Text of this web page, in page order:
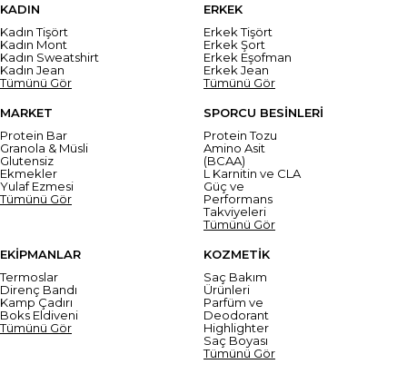
KADIN
Kadın Tişört
Kadın Mont
Kadın Sweatshirt
Kadın Jean
Tümünü Gör
ERKEK
Erkek Tişört
Erkek Şort
Erkek Eşofman
Erkek Jean
Tümünü Gör
MARKET
Protein Bar
Granola & Müsli
Glutensiz
Ekmekler
Yulaf Ezmesi
Tümünü Gör
SPORCU BESİNLERİ
Protein Tozu
Amino Asit
(BCAA)
L Karnitin ve CLA
Güç ve
Performans
Takviyeleri
Tümünü Gör
EKİPMANLAR
Termoslar
Direnç Bandı
Kamp Çadırı
Boks Eldiveni
Tümünü Gör
KOZMETİK
Saç Bakım
Ürünleri
Parfüm ve
Deodorant
Highlighter
Saç Boyası
Tümünü Gör